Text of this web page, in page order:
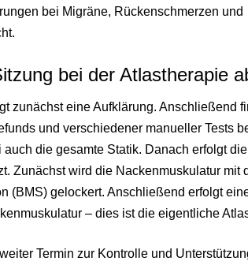
bei Migräne, Rückenschmerzen und
bei der Atlastherapie
zunächst eine Aufklärung. Anschließend
und verschiedener manueller Tests
die gesamte Statik. Danach erfolgt
Zunächst wird die Nackenmuskulatur mit
(BMS) gelockert. Anschließend erfolgt
– dies ist die eigentliche
Termin zur Kontrolle und